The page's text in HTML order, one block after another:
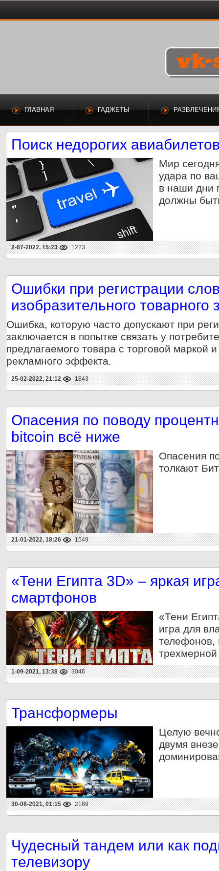
ГЛАВНАЯ ГАДЖЕТЫ
Поиск недорогих
Мир
удара по
в наши дни
должны
2-07-2022, 15:23 1223
Ошибки при регистрации
изобразительного товарного
Ошибка, которую часто допускают при
заключается в попытке связать у
предлагаемого товара с торговой маркой
рекламного эффекта.
25-02-2022, 21:12 1843
Опасения по поводу
bitcoin всё ниже
Опасения
толкают
21-01-2022, 18:26 1549
«Тени Египта 3D» – яркая
смартфонов
«Тени
игра для
телефонов,
1-09-2021, 13:38 3046
Трансформеры
Целую
двумя
30-08-2021, 01:15 2189
Чудесный тандем или как
телевизору